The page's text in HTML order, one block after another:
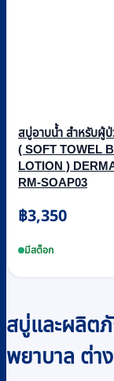
สบู่อาบน้ำ สำหรับผู้
( SOFT TOWEL
LOTION )
RM-SOAP03
฿3,350
มีสต็อก
สบู่และผลิต
พยาบาล ต่า